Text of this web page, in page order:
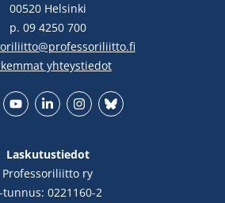
00520 Helsinki
p. 09 4250 700
yhteystiedot
Laskutustiedot
Professoriliitto ry
tunnus: 0221160-2